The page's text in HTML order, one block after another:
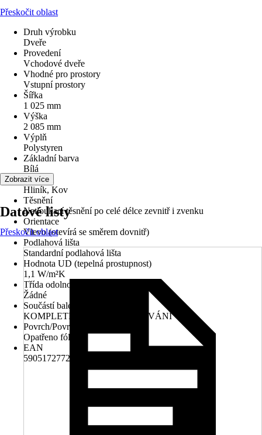
Přeskočit oblast
Druh výrobku
Dveře
Provedení
Vchodové dveře
Vhodné pro prostory
Vstupní prostory
Šířka
1 025 mm
Výška
2 085 mm
Výplň
Polystyren
Základní barva
Bílá
Materiál
Hliník, Kov
Těsnění
Natloukací těsnění po celé délce zevnitř i zvenku
Orientace
Vlevo (otevírá se směrem dovnitř)
Podlahová lišta
Standardní podlahová lišta
Hodnota UD (tepelná prostupnost)
1,1 W/m²K
Třída odolnosti
Žádné
Součástí balení
KOMPLETNÍ ROZETOVÉ KOVÁNÍ
Povrch/Povrchová úprava
Opatřeno fólií
EAN
5905172772821
Zobrazit více
Datové listy
Přeskočit oblast